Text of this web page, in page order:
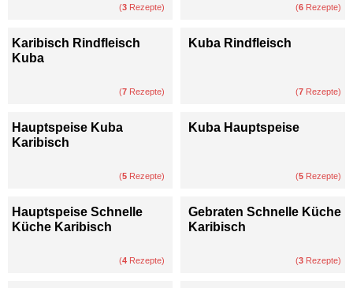
(3 Rezepte) (6 Rezepte)
Karibisch Rindfleisch
Kuba
(7 Rezepte)
Kuba Rindfleisch
(7 Rezepte)
Hauptspeise Kuba
Karibisch
(5 Rezepte)
Kuba Hauptspeise
(5 Rezepte)
Hauptspeise Schnelle
Küche Karibisch
(4 Rezepte)
Gebraten Schnelle Küche
Karibisch
(3 Rezepte)